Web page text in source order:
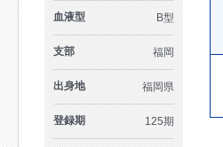
血液型 B型
支部 福岡
出身地 福岡県
登録期 125期